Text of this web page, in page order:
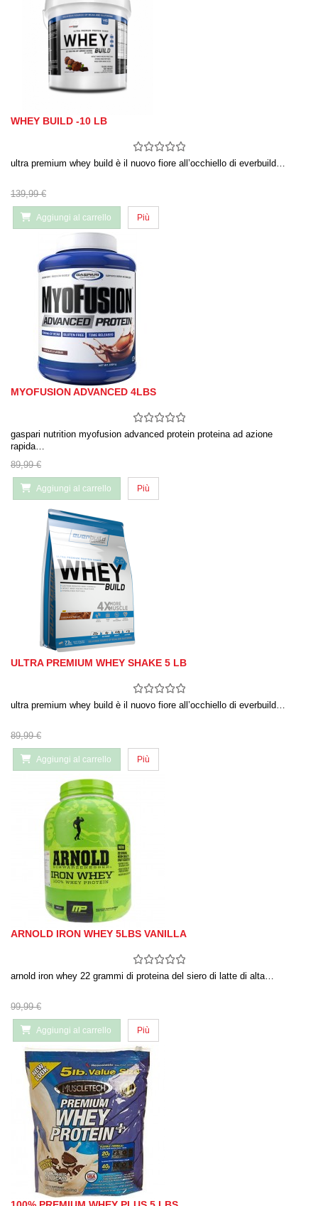
WHEY BUILD -10 LB
ultra premium whey build è il nuovo fiore all’occhiello di everbuild…
139,99 €
Aggiungi al carrello Più
MYOFUSION ADVANCED 4LBS
gaspari nutrition myofusion advanced protein proteina ad azione
rapida…
89,99 €
Aggiungi al carrello Più
ULTRA PREMIUM WHEY SHAKE 5 LB
ultra premium whey build è il nuovo fiore all’occhiello di everbuild…
89,99 €
Aggiungi al carrello Più
ARNOLD IRON WHEY 5LBS VANILLA
arnold iron whey 22 grammi di proteina del siero di latte di alta…
99,99 €
Aggiungi al carrello Più